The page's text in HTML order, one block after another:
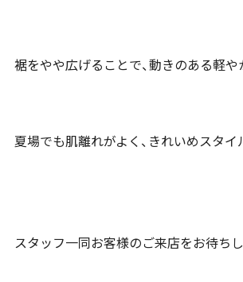
裾をやや広げることで、動きのある軽や
夏場でも肌離れがよく、きれいめスタ
スタッフ一同お客様のご来店をお待ちし